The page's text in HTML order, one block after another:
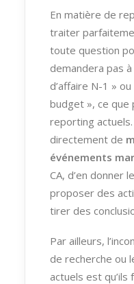
En matière de
traiter
toute question
demandera pas
d’affaire N-1 »
budget », ce que
reporting
directement de
événements
CA, d’en donner
proposer des
tirer des
Par ailleurs,
de recherche ou
actuels est qu’ils